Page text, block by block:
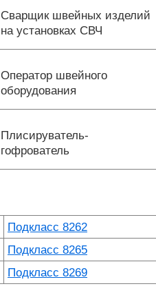
Сварщик швейных изделий
на установках СВЧ
Оператор швейного
оборудования
Плисируватель-
гофрователь
Подкласс 8262
Подкласс 8265
Подкласс 8269